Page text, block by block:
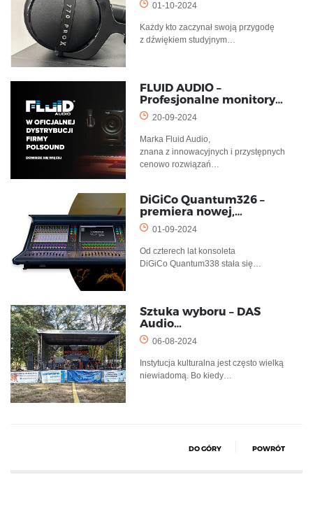
01-10-2024
Każdy kto zaczynał swoją przygodę
z dźwiękiem studyjnym…
FLUID AUDIO –
Profesjonalne monitory…
20-09-2024
Marka Fluid Audio,
znana z innowacyjnych i przystępnych
cenowo rozwiązań…
DiGiCo Quantum326 –
premiera nowej,…
01-09-2024
Od czterech lat konsoleta
DiGiCo Quantum338 stała się…
Sztuka wyboru – DAS
Audio…
06-08-2024
Instytucja kulturalna jest często wielką
niewiadomą. Bo kiedy…
DO GÓRY POWRÓT